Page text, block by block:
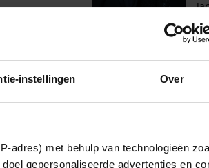
instellingen Over
adres) met behulp van technologieën
gepersonaliseerde advertenties en